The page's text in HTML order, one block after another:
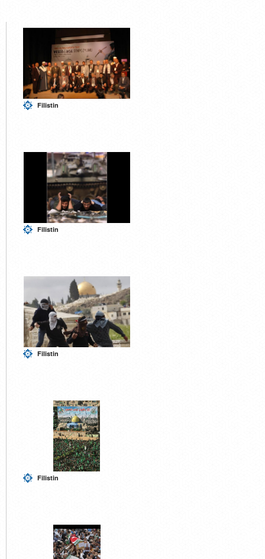
Filistin
Filistin
Filistin
Filistin